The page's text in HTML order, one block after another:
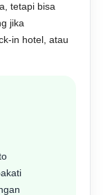
tetapi bisa
jika
in hotel, atau